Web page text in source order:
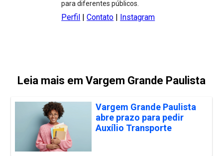
para diferentes públicos.
Perfil |Contato | Instagram
Leia mais em Vargem Grande Paulista
Vargem Grande Paulista
abre prazo para pedir
Auxílio Transporte